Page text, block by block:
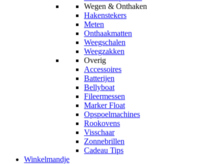
Wegen & Onthaken
Hakenstekers
Meten
Onthaakmatten
Weegschalen
Weegzakken
Overig
Accessoires
Batterijen
Bellyboat
Fileermessen
Marker Float
Opspoelmachines
Rookovens
Visschaar
Zonnebrillen
Cadeau Tips
Winkelmandje